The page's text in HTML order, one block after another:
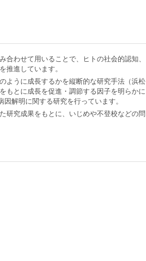
わせて用いることで、ヒトの社会的認知、
推進しています。
ように成長するかを縦断的な研究手法（浜松
もとに成長を促進・調節する因子を明らかに
解明に関する研究を行っています。
研究成果をもとに、いじめや不登校などの問